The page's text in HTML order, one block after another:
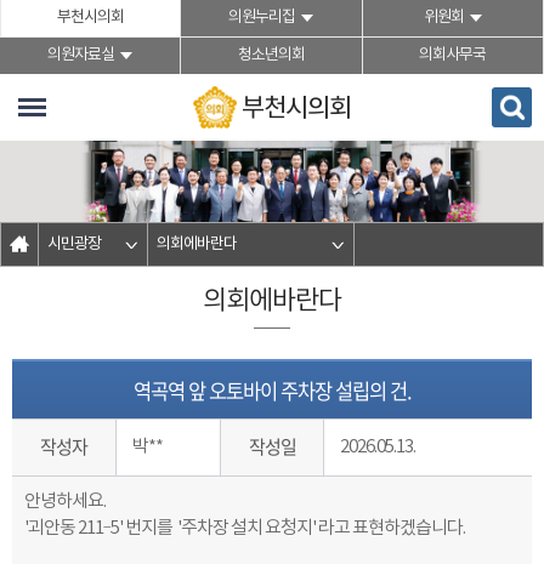
본문바로가기
부천시의회 의원누리집 위원회
의원자료실 청소년의회 의회사무국
부천시의회
시민광장 의회에바란다
의회에바란다
역곡역 앞 오토바이 주차장 설립의 건.
작성자 박** 작성일 2026.05.13.
안녕하세요.
'괴안동 211‐5' 번지를 '주차장 설치 요청지' 라고 표현하겠습니다.